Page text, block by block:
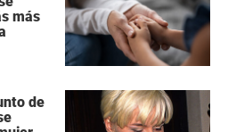
más
de